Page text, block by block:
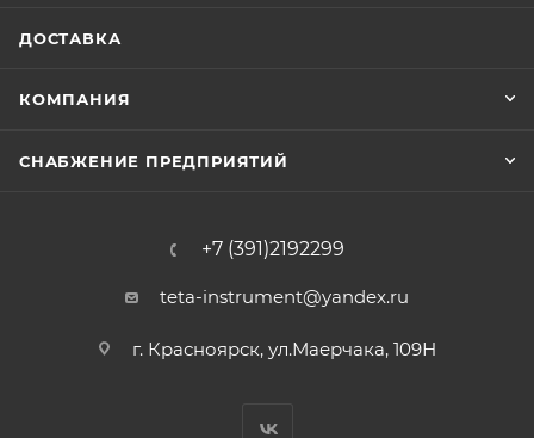
ДОСТАВКА
КОМПАНИЯ
СНАБЖЕНИЕ ПРЕДПРИЯТИЙ
+7 (391)2192299
teta-instrument@yandex.ru
г. Красноярск, ул.Маерчака, 109Н